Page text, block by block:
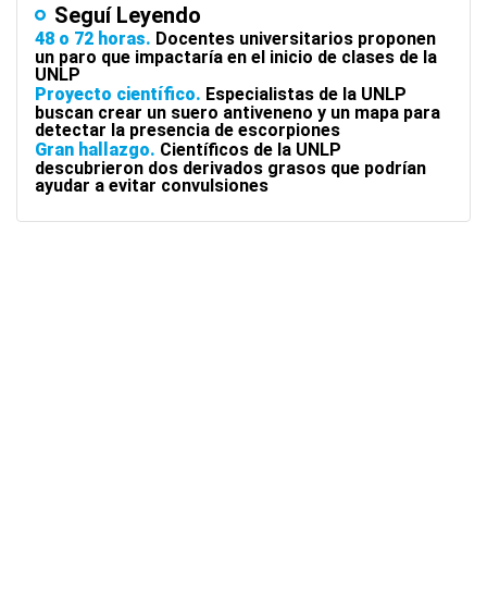
Seguí Leyendo
48 o 72 horas Docentes universitarios proponen
un paro que impactaría en el inicio de clases de la
UNLP
Proyecto científico Especialistas de la UNLP
buscan crear un suero antiveneno y un mapa para
detectar la presencia de escorpiones
Gran hallazgo Científicos de la UNLP
descubrieron dos derivados grasos que podrían
ayudar a evitar convulsiones